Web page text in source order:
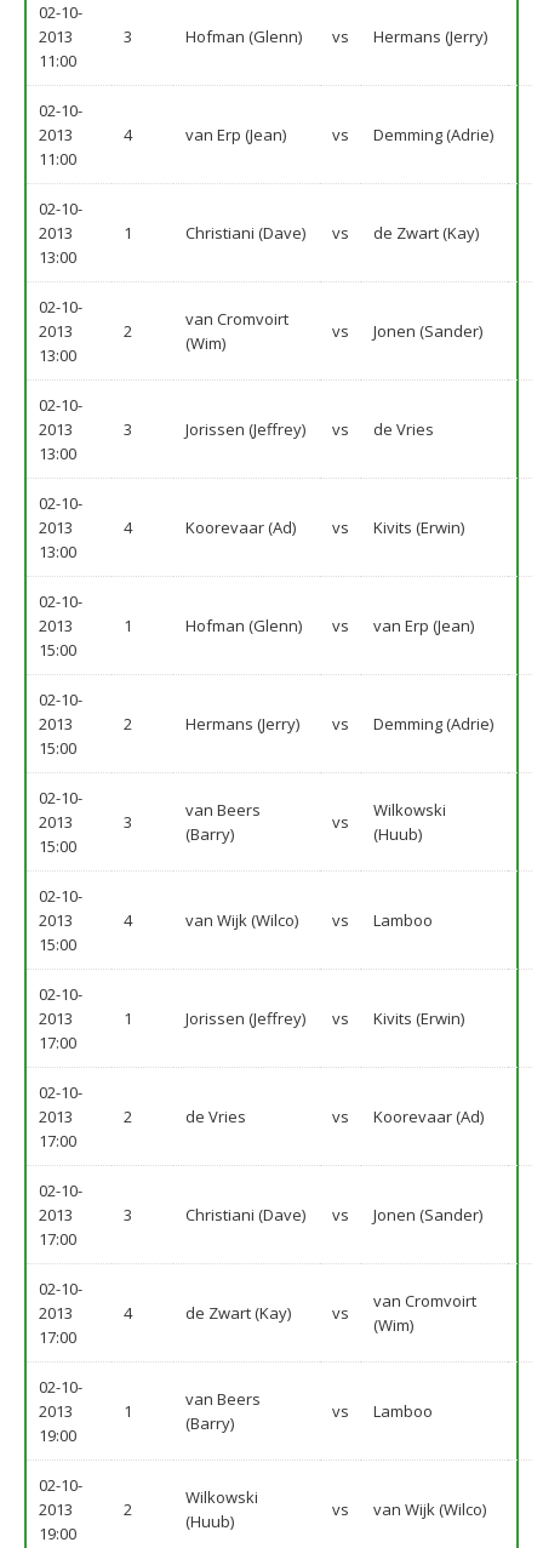
02-10-
2013
11:00
3 Hofman (Glenn) vs Hermans (Jerry)
02-10-
2013
11:00
4 van Erp (Jean) vs Demming (Adrie)
02-10-
2013
13:00
1 Christiani (Dave) vs de Zwart (Kay)
02-10-
2013
13:00
2
van Cromvoirt
(Wim)
vs Jonen (Sander)
02-10-
2013
13:00
3 Jorissen (Jeffrey) vs de Vries
02-10-
2013
13:00
4 Koorevaar (Ad) vs Kivits (Erwin)
02-10-
2013
15:00
1 Hofman (Glenn) vs van Erp (Jean)
02-10-
2013
15:00
2 Hermans (Jerry) vs Demming (Adrie)
02-10-
2013
15:00
3
van Beers
(Barry)
vs
Wilkowski
(Huub)
02-10-
2013
15:00
4 van Wijk (Wilco) vs Lamboo
02-10-
2013
17:00
1 Jorissen (Jeffrey) vs Kivits (Erwin)
02-10-
2013
17:00
2 de Vries vs Koorevaar (Ad)
02-10-
2013
17:00
3 Christiani (Dave) vs Jonen (Sander)
02-10-
2013
17:00
4 de Zwart (Kay) vs
van Cromvoirt
(Wim)
02-10-
2013
19:00
1
van Beers
(Barry)
vs Lamboo
02-10-
2013
19:00
2
Wilkowski
(Huub)
vs van Wijk (Wilco)